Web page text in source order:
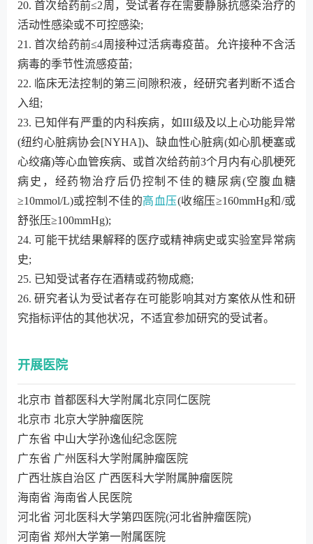
20. 首次给药前≤2周，受试者存在需要静脉抗感染治疗的
活动性感染或不可控感染;
21. 首次给药前≤4周接种过活病毒疫苗。允许接种不含活
病毒的季节性流感疫苗;
22. 临床无法控制的第三间隙积液，经研究者判断不适合
入组;
23. 已知伴有严重的内科疾病，如III级及以上心功能异常
(纽约心脏病协会[NYHA])、缺血性心脏病(如心肌梗塞或
心绞痛)等心血管疾病、或首次给药前3个月内有心肌梗死
病史，经药物治疗后仍控制不佳的糖尿病(空腹血糖
≥10mmol/L)或控制不佳的高血压(收缩压≥160mmHg和/或
舒张压≥100mmHg);
24. 可能干扰结果解释的医疗或精神病史或实验室异常病
史;
25. 已知受试者存在酒精或药物成瘾;
26. 研究者认为受试者存在可能影响其对方案依从性和研
究指标评估的其他状况，不适宜参加研究的受试者。
开展医院
北京市 首都医科大学附属北京同仁医院
北京市 北京大学肿瘤医院
广东省 中山大学孙逸仙纪念医院
广东省 广州医科大学附属肿瘤医院
广西壮族自治区 广西医科大学附属肿瘤医院
海南省 海南省人民医院
河北省 河北医科大学第四医院(河北省肿瘤医院)
河南省 郑州大学第一附属医院